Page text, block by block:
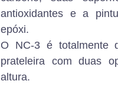
antioxidantes e a
epóxi.
O NC-3 é totalmente
prateleira com duas
altura.